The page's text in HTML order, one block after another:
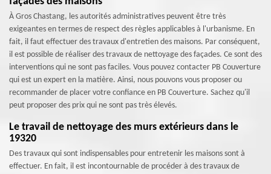
À Gros Chastang, les autorités administratives peuvent être très
exigeantes en termes de respect des règles applicables à l'urbanisme. En
fait, il faut effectuer des travaux d'entretien des maisons. Par conséquent,
il est possible de réaliser des travaux de nettoyage des façades. Ce sont des
interventions qui ne sont pas faciles. Vous pouvez contacter PB Couverture
qui est un expert en la matière. Ainsi, nous pouvons vous proposer ou
recommander de placer votre confiance en PB Couverture. Sachez qu'il
peut proposer des prix qui ne sont pas très élevés.
Le travail de nettoyage des murs extérieurs dans le
19320
Des travaux qui sont indispensables pour entretenir les maisons sont à
effectuer. En fait, il est incontournable de procéder à des travaux de